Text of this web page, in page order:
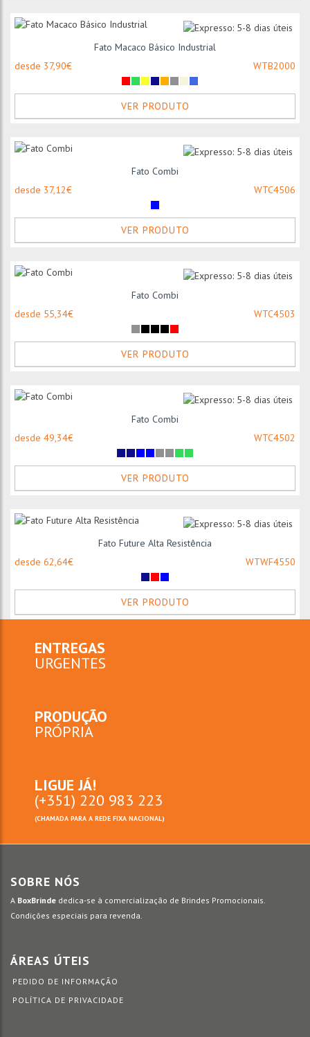
Fato Macaco Básico Industrial
desde 37,90€
WTB2000
VER PRODUTO
Fato Combi
desde 37,12€
WTC4506
VER PRODUTO
Fato Combi
desde 55,34€
WTC4503
VER PRODUTO
Fato Combi
desde 49,34€
WTC4502
VER PRODUTO
Fato Future Alta Resistência
desde 62,64€
WTWF4550
VER PRODUTO
ENTREGAS
URGENTES
PRODUÇÃO
PRÓPRIA
LIGUE JÁ!
(+351) 220 983 223
(CHAMADA PARA A REDE FIXA NACIONAL)
SOBRE NÓS
A BoxBrinde dedica-se à comercialização de Brindes Promocionais.
Condições especiais para revenda.
ÁREAS ÚTEIS
PEDIDO DE INFORMAÇÃO
POLÍTICA DE PRIVACIDADE